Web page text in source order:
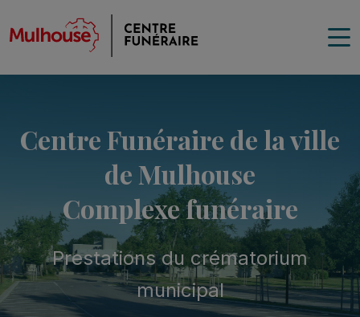
Centre Funéraire de la ville
de Mulhouse
Complexe funéraire
Prestations du crématorium
municipal